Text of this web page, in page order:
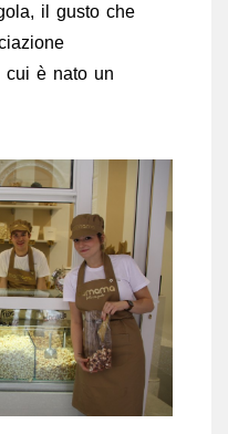
il gusto che
cui è nato un